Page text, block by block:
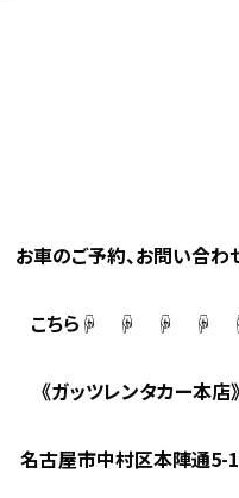
お車のご予約、お問い合わ
こちら☟ ☟ ☟ ☟
《ガッツレンタカー本店》
名古屋市中村区本陣通5-